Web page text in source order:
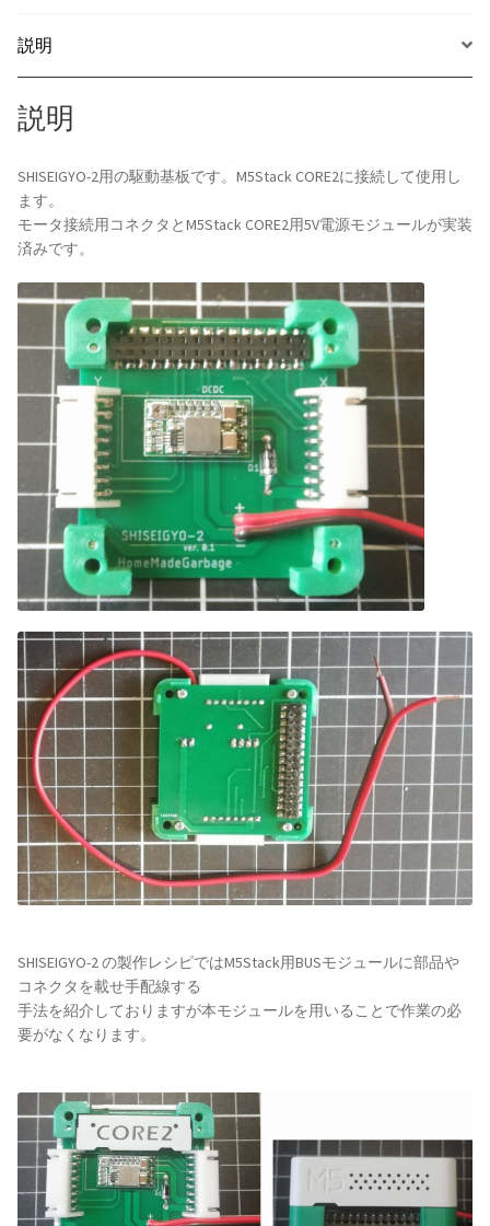
動
モ
ジ
ュ
ル
個
説明
説明
SHISEIGYO-2用の駆動基板です。M5Stack CORE2に接続して使用し
ます。
モータ接続用コネクタとM5Stack CORE2用5V電源モジュールが実装
済みです。
SHISEIGYO-2 の製作レシピではM5Stack用BUSモジュールに部品や
コネクタを載せ手配線する
手法を紹介しておりますが本モジュールを用いることで作業の必
要がなくなります。